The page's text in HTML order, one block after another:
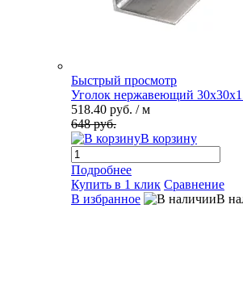
Быстрый просмотр
Уголок нержавеющий
518.40 руб. / м
648 руб.
В корзину
Подробнее
Купить в 1 клик Сравнение
В избранное
В